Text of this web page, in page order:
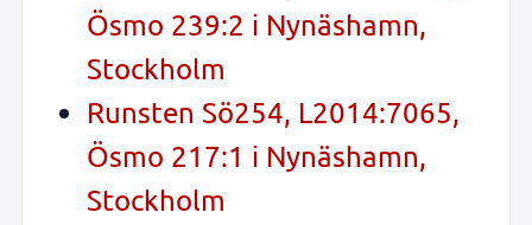
Ösmo 239:2 i Nynäshamn,
Stockholm
Runsten Sö254, L2014:7065,
Ösmo 217:1 i Nynäshamn,
Stockholm